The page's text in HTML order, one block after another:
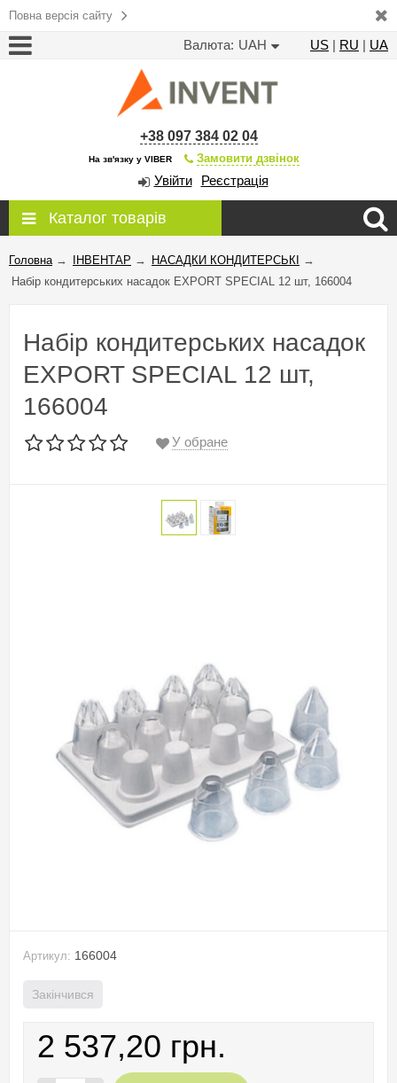
Повна версія сайту
Валюта: UAH US | RU | UA
+38 097 384 02 04
На зв'язку у VIBER Замовити дзвінок
Увійти Реєстрація
Каталог товарів
Головна → ІНВЕНТАР → НАСАДКИ КОНДИТЕРСЬКІ
→
Набір кондитерських насадок EXPORT SPECIAL 12 шт, 166004
Набір кондитерських насадок
EXPORT SPECIAL 12 шт,
166004
У обране
Артикул: 166004
Закінчився
2 537,20 грн.